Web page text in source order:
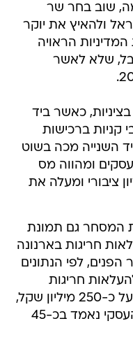
שוב בחר שר
ולהאיץ את יוקר
הראויה
שלא לאשר
כאשר ביד
קניות ברכישות
השנייה מכה בשוט
ומהווה מס
ציבורי ומעלה את
המסחר גם תמונת
חריגות בארנונה
שר הפנים, לפי הנתונים
95 בקשות להעלאות חריגות
בארנונה. היקף הבקשות עומד על כ-250 מיליון שקל,
כאשר הנטל הישיר על המגזר העסקי נאמד בכ-45